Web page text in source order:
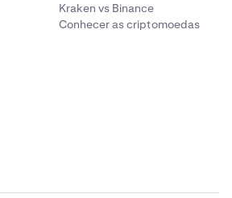
Kraken vs Binance
Conhecer as criptomoedas